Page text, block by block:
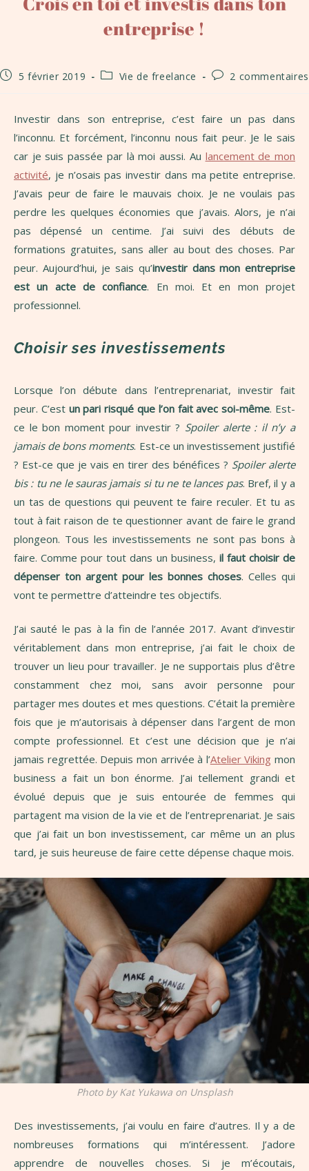
entreprise !
5 février 2019 Vie de freelance 2 commentaires
Investir dans son entreprise, c’est faire un pas dans
l’inconnu. Et forcément, l’inconnu nous fait peur. Je le sais
car je suis passée par là moi aussi. Au lancement de mon
activité, je n’osais pas investir dans ma petite entreprise.
J’avais peur de faire le mauvais choix. Je ne voulais pas
perdre les quelques économies que j’avais. Alors, je n’ai
pas dépensé un centime. J’ai suivi des débuts de
formations gratuites, sans aller au bout des choses. Par
peur. Aujourd’hui, je sais qu’investir dans mon entreprise
est un acte de confiance. En moi. Et en mon projet
professionnel.
Choisir ses investissements
Lorsque l’on débute dans l’entreprenariat, investir fait
peur. C’est un pari risqué que l’on fait avec soi-même. Est-
ce le bon moment pour investir ? Spoiler alerte : il n’y a
jamais de bons moments. Est-ce un investissement justifié
? Est-ce que je vais en tirer des bénéfices ? Spoiler alerte
bis : tu ne le sauras jamais si tu ne te lances pas. Bref, il y a
un tas de questions qui peuvent te faire reculer. Et tu as
tout à fait raison de te questionner avant de faire le grand
plongeon. Tous les investissements ne sont pas bons à
faire. Comme pour tout dans un business, il faut choisir de
dépenser ton argent pour les bonnes choses. Celles qui
vont te permettre d’atteindre tes objectifs.
J’ai sauté le pas à la fin de l’année 2017. Avant d’investir
véritablement dans mon entreprise, j’ai fait le choix de
trouver un lieu pour travailler. Je ne supportais plus d’être
constamment chez moi, sans avoir personne pour
partager mes doutes et mes questions. C’était la première
fois que je m’autorisais à dépenser dans l’argent de mon
compte professionnel. Et c’est une décision que je n’ai
jamais regrettée. Depuis mon arrivée à l’Atelier Viking mon
business a fait un bon énorme. J’ai tellement grandi et
évolué depuis que je suis entourée de femmes qui
partagent ma vision de la vie et de l’entreprenariat. Je sais
que j’ai fait un bon investissement, car même un an plus
tard, je suis heureuse de faire cette dépense chaque mois.
Photo by Kat Yukawa on Unsplash
Des investissements, j’ai voulu en faire d’autres. Il y a de
nombreuses formations qui m’intéressent. J’adore
apprendre de nouvelles choses. Si je m’écoutais,